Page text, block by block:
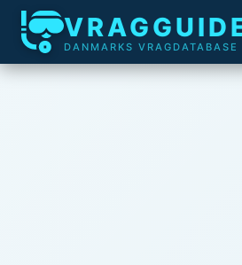
DANMARKS VRAGDATABASE